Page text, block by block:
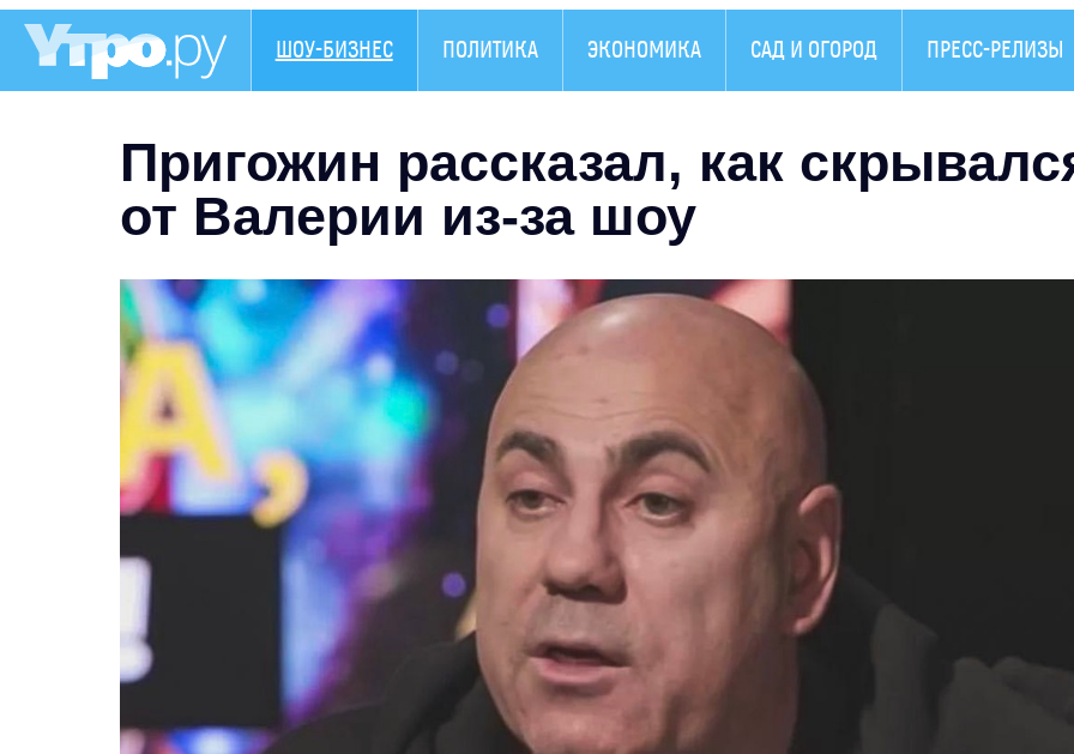
ШОУ-БИЗНЕС ПОЛИТИКА ЭКОНОМИКА САД И ОГОРОД ПРЕСС-РЕЛИЗЫ
Пригожин рассказал, как
от Валерии из-за шоу